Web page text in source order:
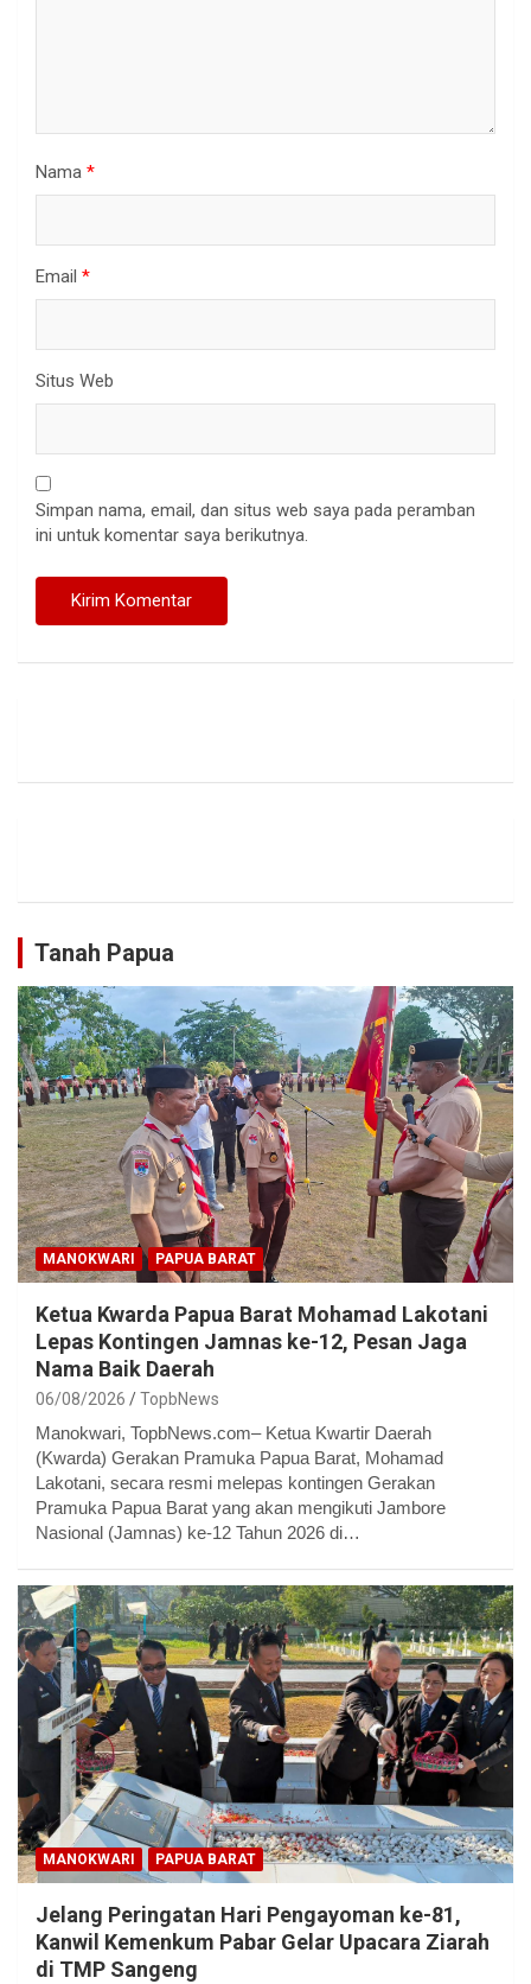
Nama *
Email *
Situs Web
Simpan nama, email, dan situs web saya pada peramban
ini untuk komentar saya berikutnya.
Tanah Papua
MANOKWARI PAPUA BARAT
Ketua Kwarda Papua Barat Mohamad Lakotani
Lepas Kontingen Jamnas ke-12, Pesan Jaga
Nama Baik Daerah
06/08/2026 TopbNews
Manokwari, TopbNews.com– Ketua Kwartir Daerah
(Kwarda) Gerakan Pramuka Papua Barat, Mohamad
Lakotani, secara resmi melepas kontingen Gerakan
Pramuka Papua Barat yang akan mengikuti Jambore
Nasional (Jamnas) ke-12 Tahun 2026 di…
MANOKWARI PAPUA BARAT
Jelang Peringatan Hari Pengayoman ke-81,
Kanwil Kemenkum Pabar Gelar Upacara Ziarah
di TMP Sangeng